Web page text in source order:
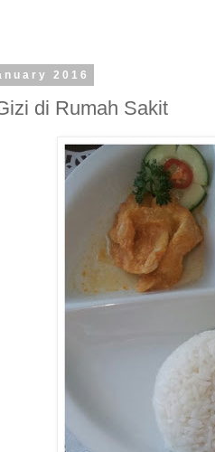
2016
di Rumah Sakit